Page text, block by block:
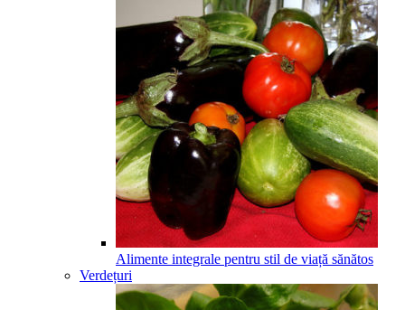
Alimente integrale pentru stil de viață sănătos
Verdețuri